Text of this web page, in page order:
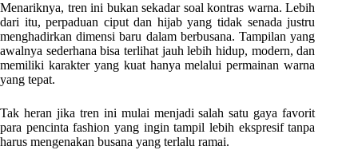
Menariknya, tren ini bukan sekadar soal kontras warna. Lebih
dari itu, perpaduan ciput dan hijab yang tidak senada justru
menghadirkan dimensi baru dalam berbusana. Tampilan yang
awalnya sederhana bisa terlihat jauh lebih hidup, modern, dan
memiliki karakter yang kuat hanya melalui permainan warna
yang tepat.
Tak heran jika tren ini mulai menjadi salah satu gaya favorit
para pencinta fashion yang ingin tampil lebih ekspresif tanpa
harus mengenakan busana yang terlalu ramai.